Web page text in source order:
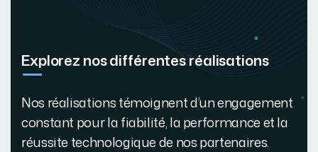
Explorez nos différentes réalisations
Nos réalisations témoignent d’un engagement
constant pour la fiabilité, la performance et la
réussite technologique de nos partenaires.